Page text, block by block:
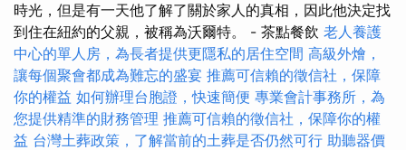
時光，但是有一天他了解了關於家人的真相，因此他決定找
到住在紐約的父親，被稱為沃爾特。 - 茶點餐飲 老人養護
中心的單人房，為長者提供更隱私的居住空間 高級外燴，
讓每個聚會都成為難忘的盛宴 推薦可信賴的徵信社，保障
你的權益 如何辦理台胞證，快速簡便 專業會計事務所，為
您提供精準的財務管理 推薦可信賴的徵信社，保障你的權
益 台灣土葬政策，了解當前的土葬是否仍然可行 助聽器價